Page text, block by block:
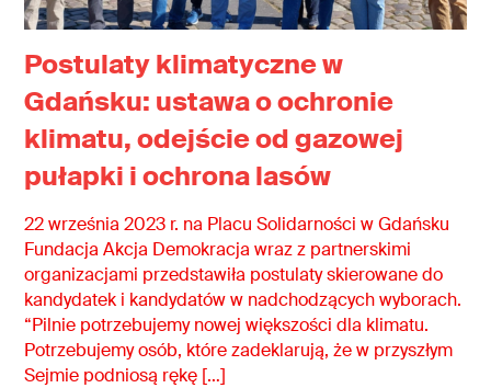
Postulaty klimatyczne w
Gdańsku: ustawa o ochronie
klimatu, odejście od gazowej
pułapki i ochrona lasów
22 września 2023 r. na Placu Solidarności w Gdańsku
Fundacja Akcja Demokracja wraz z partnerskimi
organizacjami przedstawiła postulaty skierowane do
kandydatek i kandydatów w nadchodzących wyborach.
“Pilnie potrzebujemy nowej większości dla klimatu.
Potrzebujemy osób, które zadeklarują, że w przyszłym
Sejmie podniosą rękę […]